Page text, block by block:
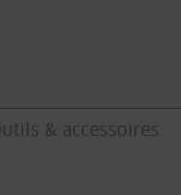
& accessoires